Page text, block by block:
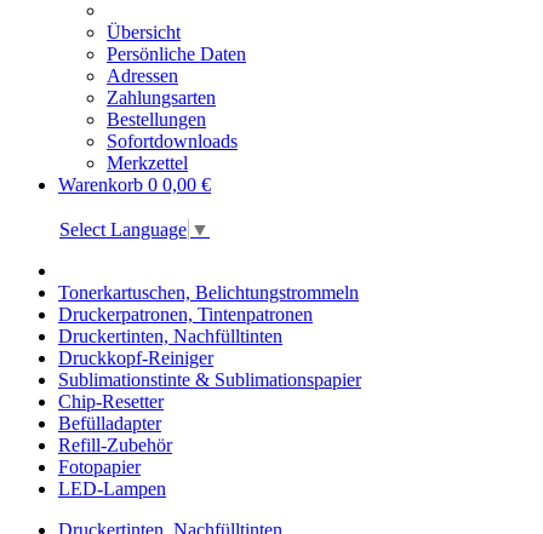
Übersicht
Persönliche Daten
Adressen
Zahlungsarten
Bestellungen
Sofortdownloads
Merkzettel
Warenkorb 0 0,00 €
Select Language ▼
Tonerkartuschen, Belichtungstrommeln
Druckerpatronen, Tintenpatronen
Druckertinten, Nachfülltinten
Druckkopf-Reiniger
Sublimationstinte & Sublimationspapier
Chip-Resetter
Befülladapter
Refill-Zubehör
Fotopapier
LED-Lampen